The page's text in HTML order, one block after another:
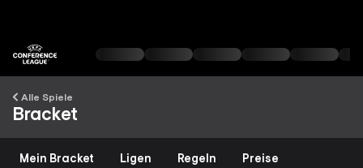
Alle Spiele
Bracket
Mein Bracket Ligen Regeln Preise